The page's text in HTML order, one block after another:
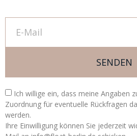
Ich willige ein, dass meine Angaben
Zuordnung für eventuelle Rückfragen
werden.
Ihre Einwilligung können Sie jederzeit
SENDEN